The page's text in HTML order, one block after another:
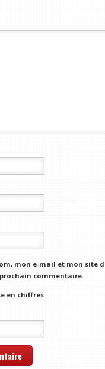
mon e-mail et mon site
commentaire.
en chiffres